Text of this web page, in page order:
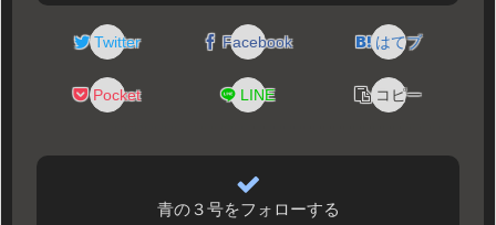
Twitter Facebook はてブ
Pocket LINE コピー
青の３号をフォローする